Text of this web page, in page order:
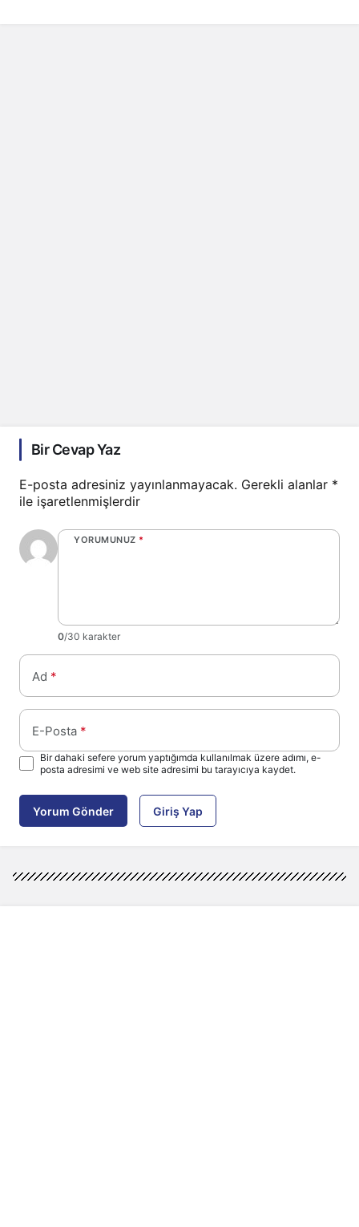
Bir Cevap Yaz
E-posta adresiniz yayınlanmayacak. Gerekli alanlar *
ile işaretlenmişlerdir
YORUMUNUZ *
0/30 karakter
Ad *
E-Posta *
Bir dahaki sefere yorum yaptığımda kullanılmak üzere adımı, e-
posta adresimi ve web site adresimi bu tarayıcıya kaydet.
Yorum Gönder Giriş Yap